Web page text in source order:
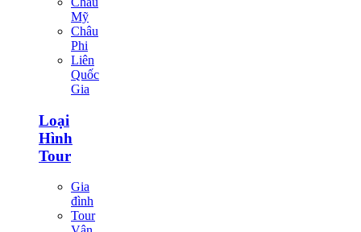
Mỹ
Châu
Phi
Liên
Quốc
Gia
Loại
Hình
Tour
Gia
đình
Tour